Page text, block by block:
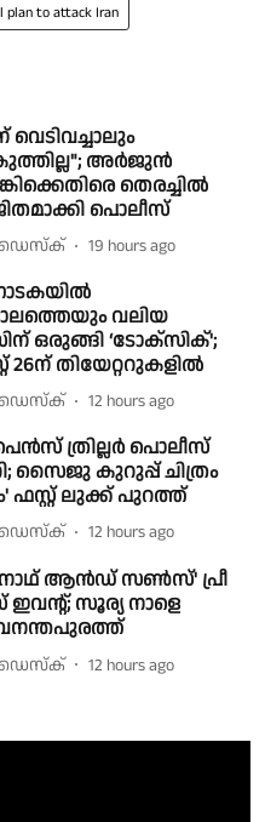
plan to attack Iran
വെടിവച്ചാലും
അർജുൻ
തെരച്ചിൽ
പൊലീസ്
19 hours ago
വലിയ
ഒരുങ്ങി ‘ടോക്സിക്';
26ന് തിയേറ്ററുകളിൽ
12 hours ago
ത്രില്ലർ പൊലീസ്
സൈജു കുറുപ്പ് ചിത്രം
ഫസ്റ്റ് ലുക്ക് പുറത്ത്
12 hours ago
ആൻഡ് സൺസ്' പ്രീ
ഇവന്റ്; സൂര്യ നാളെ
12 hours ago